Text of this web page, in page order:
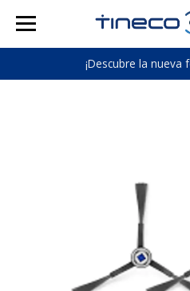
¡Descubre la nueva